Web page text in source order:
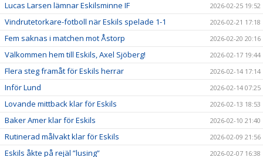
Lucas Larsen lämnar Eskilsminne IF 2026-02-25 19:52
Vindrutetorkare-fotboll när Eskils spelade 1-1 2026-02-21 17:18
Fem saknas i matchen mot Åstorp 2026-02-20 20:16
Välkommen hem till Eskils, Axel Sjöberg! 2026-02-17 19:44
Flera steg framåt för Eskils herrar 2026-02-14 17:14
Inför Lund 2026-02-14 07:25
Lovande mittback klar för Eskils 2026-02-13 18:53
Baker Amer klar för Eskils 2026-02-10 21:40
Rutinerad målvakt klar för Eskils 2026-02-09 21:56
Eskils åkte på rejäl ”lusing” 2026-02-07 16:38